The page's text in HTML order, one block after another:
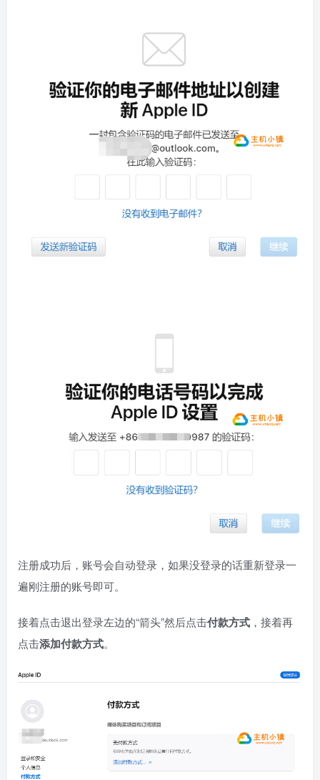
注册成功后，账号会自动登录，如果没登录的话重新登录一
遍刚注册的账号即可。
接着点击退出登录左边的“箭头”然后点击付款方式 ，接着再
点击添加付款方式。